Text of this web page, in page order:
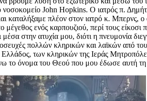
John Hopkins. Ο ιατρός π.
καταλήξαμε πλέον στον ιατρό κ. Μπερνς,
ενός καρπουζιού, περί τους
στην ατυχία μου, διότι η πνευμονία
πολλών κληρικών και λαϊκών από
των κληρικών της Ιεράς
το όνομα του Θεού που μου έδωσε αυτή